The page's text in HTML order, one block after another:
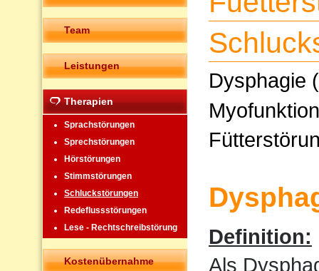
Team
Leistungen
Therapien
Sprachstörungen
Sprechstörungen
Hörstörungen
Stimmstörungen
Schluckstörungen
Redeflussstörungen
Lese - Rechtschreibstörung
Kostenübernahme
Dysphagie
Definition:
Als